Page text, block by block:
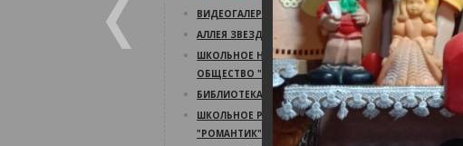
19.02.2020
ВИДЕОГАЛЕРЕЯ
АЛЛЕЯ ЗВЕЗД
ШКОЛЬНОЕ НАУЧНОЕ
ОБЩЕСТВО "СВЕТОЧ"
БИБЛИОТЕКА
ШКОЛЬНОЕ РАДИО
"РОМАНТИК"